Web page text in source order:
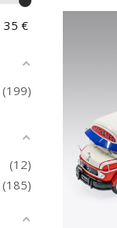
35 €
199
12
185